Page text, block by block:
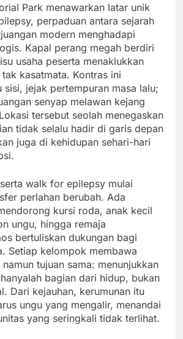
Park menawarkan latar unik
perpaduan antara sejarah
modern menghadapi
Kapal perang megah berdiri
usaha peserta menaklukkan
kasatmata. Kontras ini
sisi, jejak pertempuran masa lalu;
senyap melawan kejang
tersebut seolah menegaskan
tidak selalu hadir di garis depan
juga di kehidupan sehari-hari
walk for epilepsy mulai
perlahan berubah. Ada
kursi roda, anak kecil
ungu, hingga remaja
bertuliskan dukungan bagi
Setiap kelompok membawa
tujuan sama: menunjukkan
bagian dari hidup, bukan
Dari kejauhan, kerumunan itu
ungu yang mengalir, menandai
yang seringkali tidak terlihat.